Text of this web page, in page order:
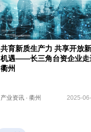
共育新质生产力 共享开放新
机遇——长三角台资企业走
衢州
产业资讯 · 衢州 2025-